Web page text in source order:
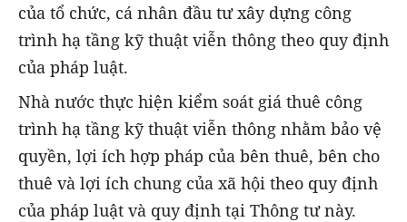
của tổ chức, cá nhân đầu tư xây dựng công
trình hạ tầng kỹ thuật viễn thông theo quy định
của pháp luật.
Nhà nước thực hiện kiểm soát giá thuê công
trình hạ tầng kỹ thuật viễn thông nhằm bảo vệ
quyền, lợi ích hợp pháp của bên thuê, bên cho
thuê và lợi ích chung của xã hội theo quy định
của pháp luật và quy định tại Thông tư này.